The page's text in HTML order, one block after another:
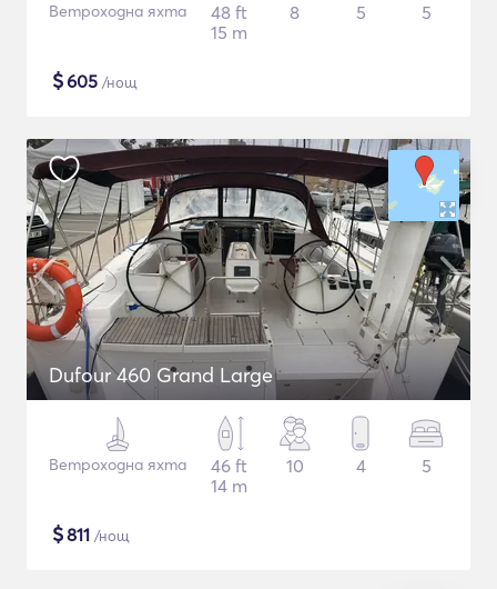
Ветроходна яхта
48 ft
15 m
8 5 5
$605 /нощ
Dufour 460 Grand Large
Ветроходна яхта
46 ft
14 m
10 4 5
$811 /нощ